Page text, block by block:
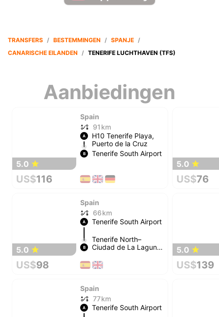
TRANSFERS / BESTEMMINGEN / SPANJE /
CANARISCHE EILANDEN / TENERIFE LUCHTHAVEN (TFS)
Aanbiedingen
5.0
Spain
91 km
A
H10 Tenerife Playa,
Puerto de la Cruz
B Tenerife South Airport
US$116
5.0
Spain
66 km
A Tenerife South Airport
B
Tenerife North–
Ciudad de La Laguna
US$98
Spain
77 km
A Tenerife South Airport
5.0
US$76
5.0
US$139